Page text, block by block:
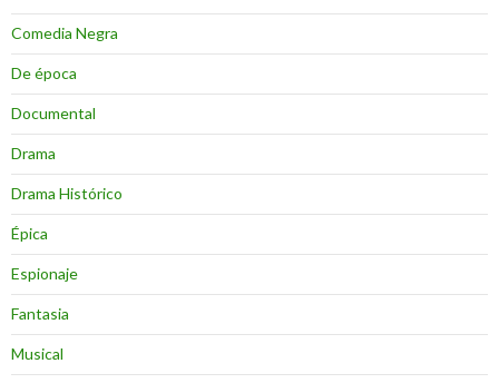
Comedia Negra
De época
Documental
Drama
Drama Histórico
Épica
Espionaje
Fantasia
Musical